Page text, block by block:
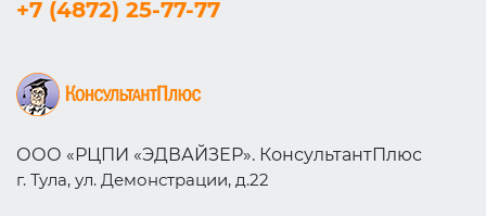
+7 (4872) 25-77-77
ООО «РЦПИ «ЭДВАЙЗЕР». КонсультантПлюс
г. Тула, ул. Демонстрации, д.22